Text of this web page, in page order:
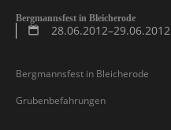
Bergmannsfest in Bleicherode
28.06.2012–29.06.2012
Bergmannsfest in Bleicherode
Grubenbefahrungen